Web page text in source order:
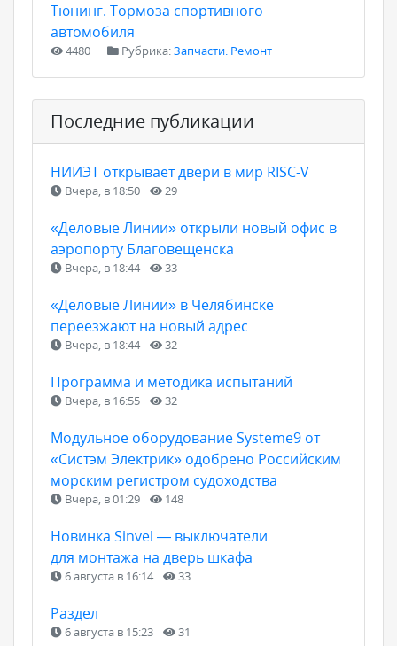
Тюнинг. Тормоза спортивного
автомобиля
4480 Рубрика:Запчасти. Ремонт
Последние публикации
НИИЭТ открывает двери в мир RISC-V
Вчера, в 18:50 29
«Деловые Линии» открыли новый офис в
аэропорту Благовещенска
Вчера, в 18:44 33
«Деловые Линии» в Челябинске
переезжают на новый адрес
Вчера, в 18:44 32
Программа и методика испытаний
Вчера, в 16:55 32
Модульное оборудование Systeme9 от
«Систэм Электрик» одобрено Российским
морским регистром судоходства
Вчера, в 01:29 148
Новинка Sinvel — выключатели
для монтажа на дверь шкафа
6 августа в 16:14 33
Раздел
6 августа в 15:23 31